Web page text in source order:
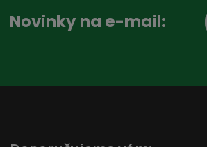
Novinky na e-mail: